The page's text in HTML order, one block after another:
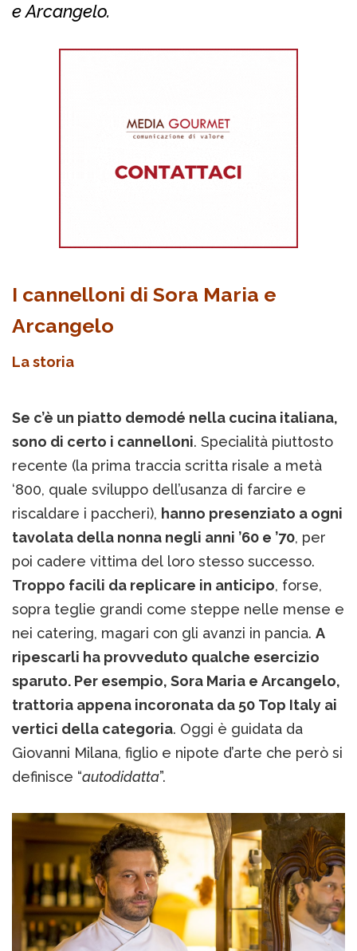
e Arcangelo.
I cannelloni di Sora Maria e
Arcangelo
La storia
Se c’è un piatto demodé nella cucina italiana,
sono di certo i cannelloni. Specialità piuttosto
recente (la prima traccia scritta risale a metà
‘800, quale sviluppo dell’usanza di farcire e
riscaldare i paccheri), hanno presenziato a ogni
tavolata della nonna negli anni ’60 e ’70, per
poi cadere vittima del loro stesso successo.
Troppo facili da replicare in anticipo, forse,
sopra teglie grandi come steppe nelle mense e
nei catering, magari con gli avanzi in pancia. A
ripescarli ha provveduto qualche esercizio
sparuto. Per esempio, Sora Maria e Arcangelo,
trattoria appena incoronata da 50 Top Italy ai
vertici della categoria. Oggi è guidata da
Giovanni Milana, figlio e nipote d’arte che però si
definisce “autodidatta”.